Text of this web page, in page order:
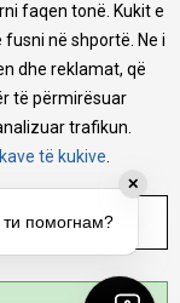
sa më të saktë
çmimin, por nuk
i plotë e pa
sonë, por
në çdo çast.
faqen tonë. Kukit e
në shportë. Ne i
dhe reklamat, që
të përmirësuar
trafikun.
të kukive
✕
помогнам?